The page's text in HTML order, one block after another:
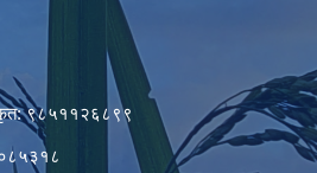
९८५११२६८९९